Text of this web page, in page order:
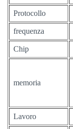
Protocollo
frequenza
Chip
memoria
Lavoro